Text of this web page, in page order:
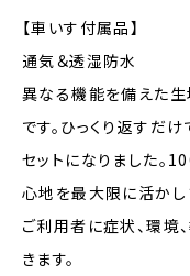
【車いす付属品】
通気＆透湿防水
異なる機能を備えた生
です。ひっくり返すだ
セットになりました。
心地を最大限に活かし
ご利用者に症状、環境
きます。